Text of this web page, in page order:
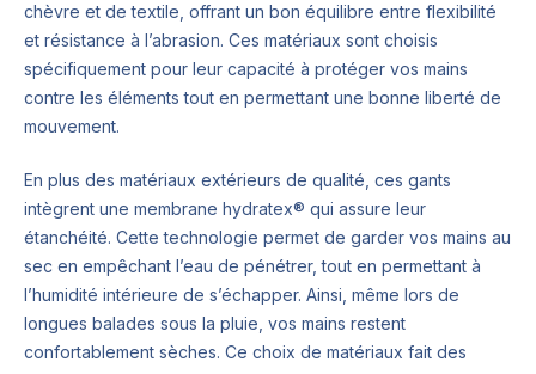
chèvre et de textile, offrant un bon équilibre entre flexibilité
et résistance à l’abrasion. Ces matériaux sont choisis
spécifiquement pour leur capacité à protéger vos mains
contre les éléments tout en permettant une bonne liberté de
mouvement.
En plus des matériaux extérieurs de qualité, ces gants
intègrent une membrane hydratex® qui assure leur
étanchéité. Cette technologie permet de garder vos mains au
sec en empêchant l’eau de pénétrer, tout en permettant à
l’humidité intérieure de s’échapper. Ainsi, même lors de
longues balades sous la pluie, vos mains restent
confortablement sèches. Ce choix de matériaux fait des